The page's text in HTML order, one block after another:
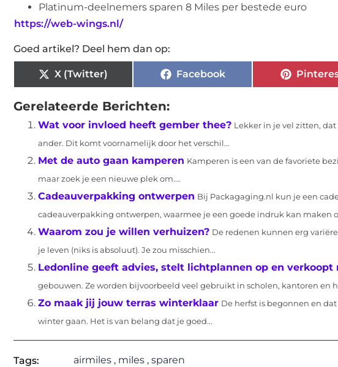
Platinum-deelnemers sparen 8 Miles per bestede euro
https://web-wings.nl/
Goed artikel? Deel hem dan op:
X (Twitter) Facebook
Gerelateerde Berichten:
Wat voor invloed heeft gember thee? Lekker in je vel zitten,
ander. Dit komt voornamelijk door het verschil...
Met de auto gaan kamperen Kamperen is een van de favoriete
maar zoek je een nieuwe plek om....
Cadeauverpakking ontwerpen Bij Packagaging.nl kun je een
cadeauverpakking ontwerpen, waarmee je een goede indruk kan maken
Waarom zou je willen verhuizen? De redenen kunnen erg
je leven (niks is absoluut). Je zou misschien...
Ledonline geeft advies, stelt lichtplannen op en verkoopt
gebouwen. Ze worden bijvoorbeeld veel gebruikt in scholen, kantoren en
Zo maak jij jouw terras winterklaar De herfst is begonnen en
winter gaan. Het is van belang dat je goed...
Tags: airmiles, miles, sparen